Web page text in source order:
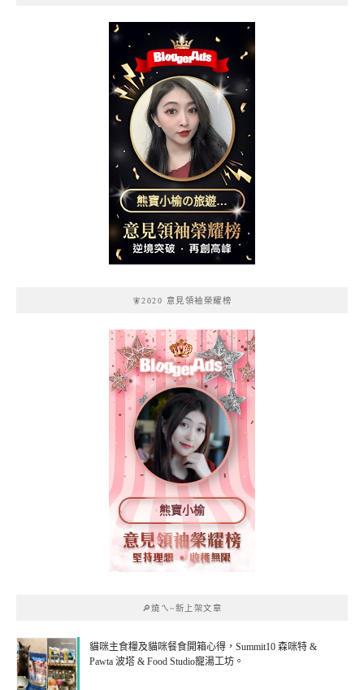
熊寶小榆の旅遊日
記
🧚2020 意見領袖榮耀榜
熊寶小榆
🔎燒ㄟ~新上架文章
貓咪主食糧及貓咪餐食開箱心得，Summit10 森咪特 &
Pawta 波塔 & Food Studio寵湯工坊。